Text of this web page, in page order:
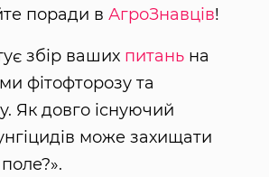
поради в АгроЗнавців!
збір ваших питань на
фітофторозу та
Як довго існуючий
може захищати